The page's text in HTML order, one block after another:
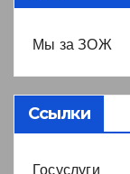
Мы за ЗОЖ
Ссылки
Госуслуги